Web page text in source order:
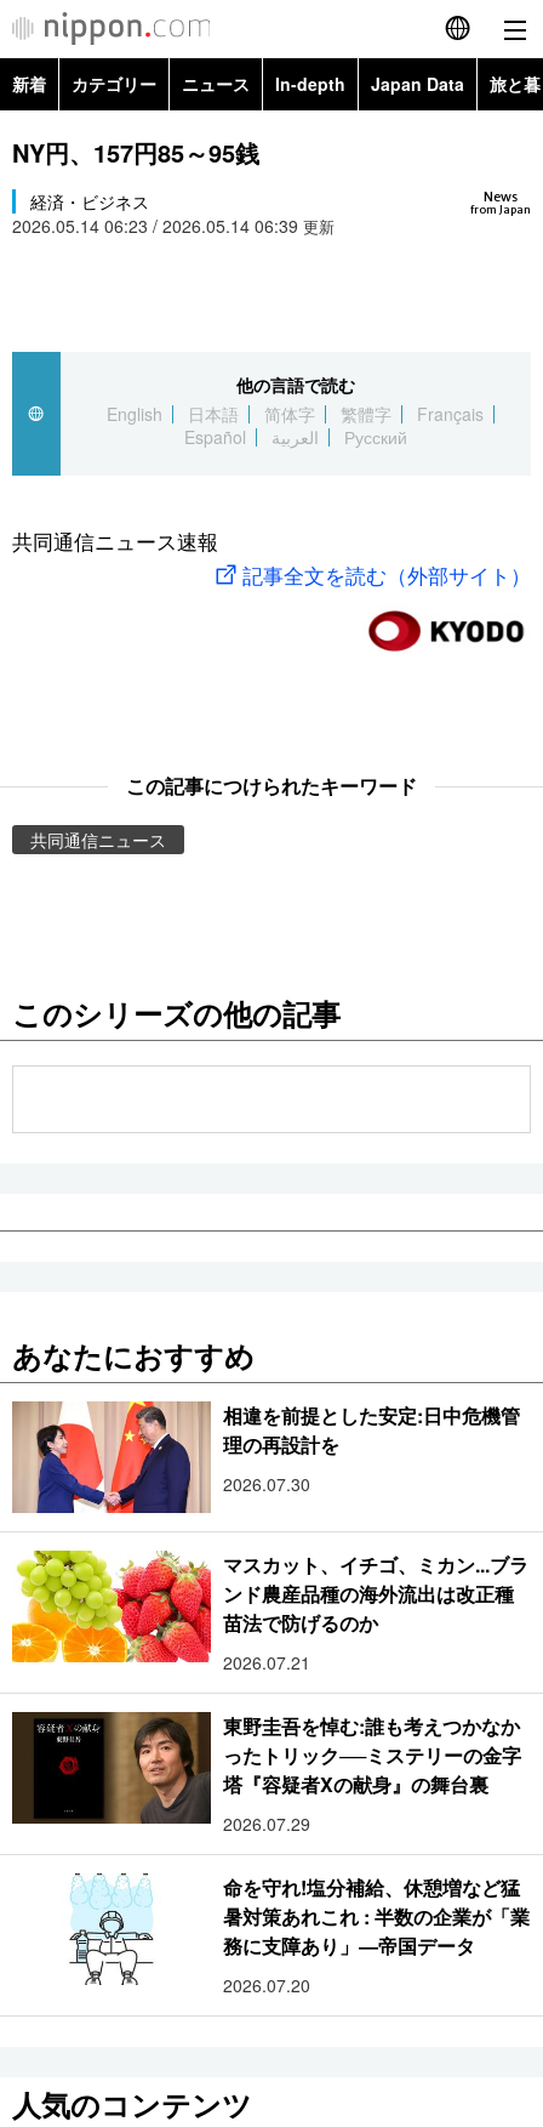
English
カテゴリー
スポーツ・東京2020
Topics
Images
お知らせ
公式SNS
新着 カテゴリー ニュース In-depth Japan Data 旅と
政治・外交
経済・ビジネス Images
NY円、157円85～95銭
News
from Japan
経済・ビジネス
2026.05.14 06:23 / 2026.05.14 06:39 更新
他の言語で読む
English
日本語 简体字 繁體字
Français
Español
العربية Русский
共同通信ニュース速報
記事全文を読む（外部サイト）
この記事につけられたキーワード
共同通信ニュース
このシリーズの他の記事
あなたにおすすめ
相違を前提とした安定:日中危機管
理の再設計を
2026.07.30
マスカット、イチゴ、ミカン...ブラ
ンド農産品種の海外流出は改正種
苗法で防げるのか
2026.07.21
東野圭吾を悼む:誰も考えつかなか
ったトリック──ミステリーの金字
塔『容疑者Xの献身』の舞台裏
2026.07.29
命を守れ!塩分補給、休憩増など猛
暑対策あれこれ : 半数の企業が「業
務に支障あり」―帝国データ
2026.07.20
人気のコンテンツ